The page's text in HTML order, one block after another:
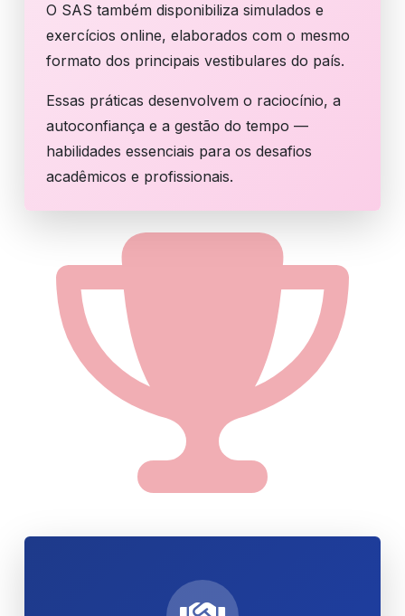
O SAS também disponibiliza simulados e
exercícios online, elaborados com o mesmo
formato dos principais vestibulares do país.
Essas práticas desenvolvem o raciocínio, a
autoconfiança e a gestão do tempo —
habilidades essenciais para os desafios
acadêmicos e profissionais.